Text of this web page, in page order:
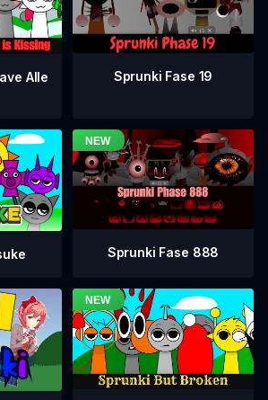
Alle
Sprunki Fase 19
Sprunki Fase 888